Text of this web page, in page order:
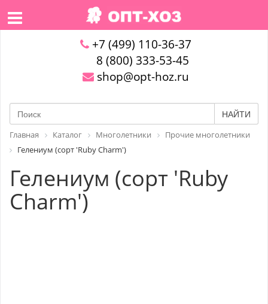
+7 (499) 110-36-37
8 (800) 333-53-45
shop@opt-hoz.ru
НАЙТИ
Главная Каталог Многолетники
Прочие многолетники
Гелениум (сорт 'Ruby Charm')
Гелениум (сорт 'Ruby
Charm')